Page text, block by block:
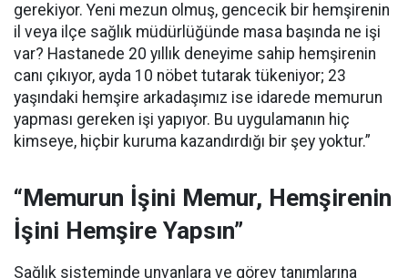
gerekiyor. Yeni mezun olmuş, gencecik bir hemşirenin
il veya ilçe sağlık müdürlüğünde masa başında ne işi
var? Hastanede 20 yıllık deneyime sahip hemşirenin
canı çıkıyor, ayda 10 nöbet tutarak tükeniyor; 23
yaşındaki hemşire arkadaşımız ise idarede memurun
yapması gereken işi yapıyor. Bu uygulamanın hiç
kimseye, hiçbir kuruma kazandırdığı bir şey yoktur.”
“Memurun İşini Memur, Hemşirenin
İşini Hemşire Yapsın”
Sağlık sisteminde unvanlara ve görev tanımlarına